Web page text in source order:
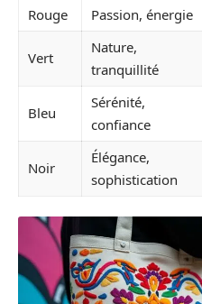
Rouge Passion, énergie
Vert
Nature,
tranquillité
Bleu
Sérénité,
confiance
Noir
Élégance,
sophistication